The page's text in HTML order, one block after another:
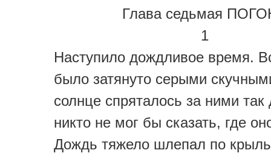
Глава седьмая
1
Наступило дождливое время.
было затянуто серыми
солнце спряталось за ними так
никто не мог бы сказать, где
Дождь тяжело шлепал по